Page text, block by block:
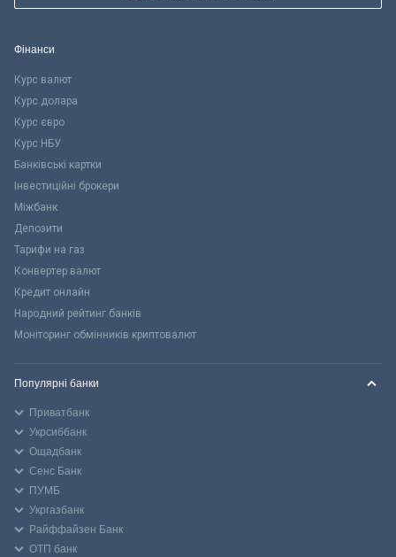
Фінанси
Курс валют
Курс долара
Курс євро
Курс НБУ
Банківські картки
Інвестиційні брокери
Міжбанк
Депозити
Тарифи на газ
Конвертер валют
Кредит онлайн
Народний рейтинг банків
Моніторинг обмінників криптовалют
Популярні банки
Приватбанк
Укрсиббанк
Ощадбанк
Сенс Банк
ПУМБ
Укргазбанк
Райффайзен Банк
ОТП банк